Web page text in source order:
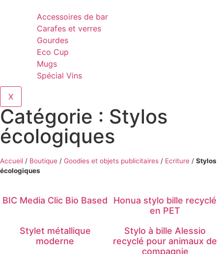
Accessoires de bar
Carafes et verres
Gourdes
Eco Cup
Mugs
Spécial Vins
X
Catégorie : Stylos
écologiques
Accueil / Boutique / Goodies et objets publicitaires / Ecriture / Stylos
écologiques
BIC Media Clic Bio Based
Honua stylo bille recyclé
en PET
Stylet métallique
moderne
Stylo à bille Alessio
recyclé pour animaux de
compagnie